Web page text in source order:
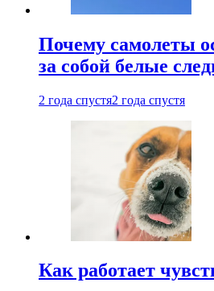
Почему самолеты
за собой белые
2 года спустя2 года спустя
Как работает